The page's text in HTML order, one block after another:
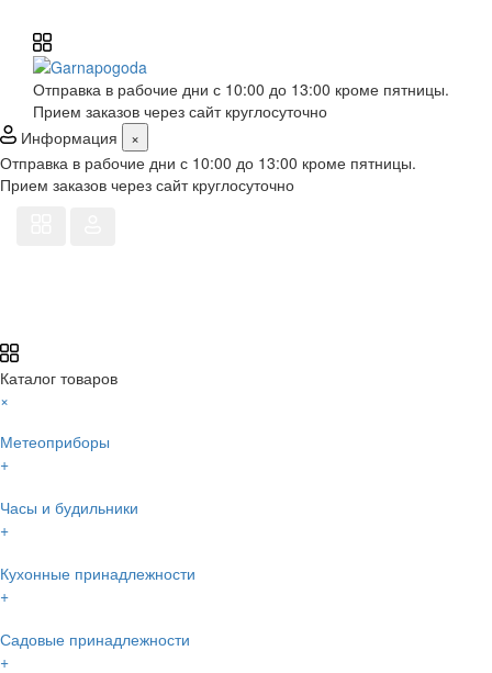
Отправка в рабочие дни с 10:00 до 13:00 кроме пятницы.
Прием заказов через сайт круглосуточно
Информация
×
Отправка в рабочие дни с 10:00 до 13:00 кроме пятницы.
Прием заказов через сайт круглосуточно
Каталог товаров
×
Метеоприборы
+
Часы и будильники
+
Кухонные принадлежности
+
Садовые принадлежности
+